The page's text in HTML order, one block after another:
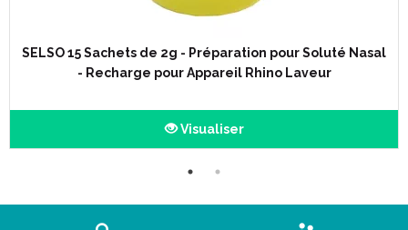
poussières. L’ utilisation du Rhino Horn est un traitement
complément de soins important en cas de sinusites
chroniques.
Il faut utiliser une dosette pleine de sel naturel, sans additifs
SELSO 15 Sachets de 2g - Préparation pour Soluté Nasal
- Recharge pour Appareil Rhino Laveur
Visualiser